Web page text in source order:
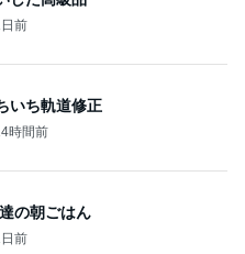
前
いち軌道修正
時間前
の朝ごはん
前